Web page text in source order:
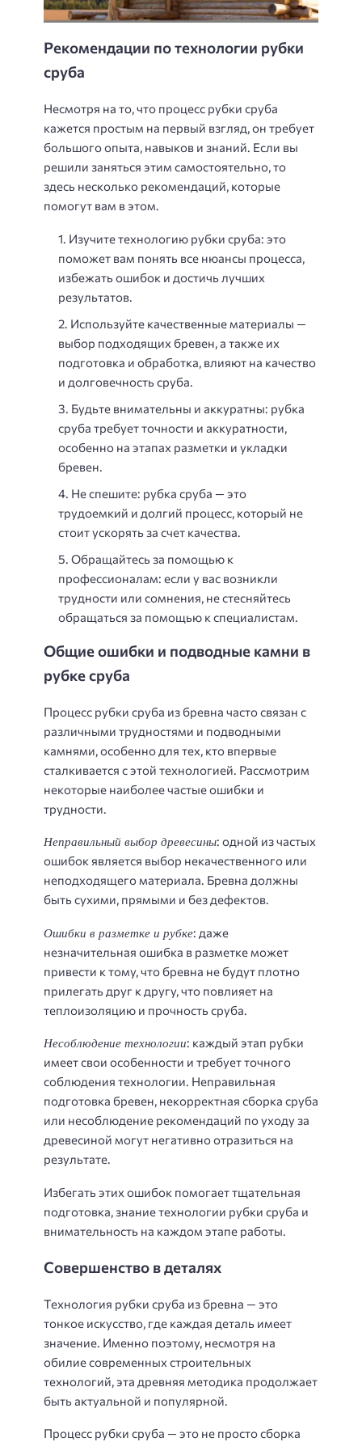
Рекомендации по технологии рубки
сруба
Несмотря на то, что процесс рубки сруба
кажется простым на первый взгляд, он требует
большого опыта, навыков и знаний. Если вы
решили заняться этим самостоятельно, то
здесь несколько рекомендаций, которые
помогут вам в этом.
Изучите технологию рубки сруба: это
поможет вам понять все нюансы процесса,
избежать ошибок и достичь лучших
результатов.
Используйте качественные материалы —
выбор подходящих бревен, а также их
подготовка и обработка, влияют на качество
и долговечность сруба.
Будьте внимательны и аккуратны: рубка
сруба требует точности и аккуратности,
особенно на этапах разметки и укладки
бревен.
Не спешите: рубка сруба — это
трудоемкий и долгий процесс, который не
стоит ускорять за счет качества.
Обращайтесь за помощью к
профессионалам: если у вас возникли
трудности или сомнения, не стесняйтесь
обращаться за помощью к специалистам.
Общие ошибки и подводные камни в
рубке сруба
Процесс рубки сруба из бревна часто связан с
различными трудностями и подводными
камнями, особенно для тех, кто впервые
сталкивается с этой технологией. Рассмотрим
некоторые наиболее частые ошибки и
трудности.
Неправильный выбор древесины: одной из частых
ошибок является выбор некачественного или
неподходящего материала. Бревна должны
быть сухими, прямыми и без дефектов.
Ошибки в разметке и рубке: даже
незначительная ошибка в разметке может
привести к тому, что бревна не будут плотно
прилегать друг к другу, что повлияет на
теплоизоляцию и прочность сруба.
Несоблюдение технологии: каждый этап рубки
имеет свои особенности и требует точного
соблюдения технологии. Неправильная
подготовка бревен, некорректная сборка сруба
или несоблюдение рекомендаций по уходу за
древесиной могут негативно отразиться на
результате.
Избегать этих ошибок помогает тщательная
подготовка, знание технологии рубки сруба и
внимательность на каждом этапе работы.
Совершенство в деталях
Технология рубки сруба из бревна — это
тонкое искусство, где каждая деталь имеет
значение. Именно поэтому, несмотря на
обилие современных строительных
технологий, эта древняя методика продолжает
быть актуальной и популярной.
Процесс рубки сруба — это не просто сборка